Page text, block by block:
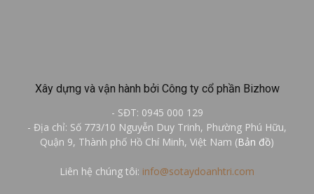
Xây dựng và vận hành bởi Công ty cổ phần Bizhow
- SĐT: 0945 000 129
- Địa chỉ: Số 773/10 Nguyễn Duy Trinh, Phường Phú Hữu,
Quận 9, Thành phố Hồ Chí Minh, Việt Nam (Bản đồ)
Liên hệ chúng tôi: info@sotaydoanhtri.com